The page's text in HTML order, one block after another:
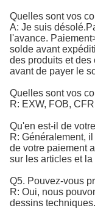
Quelles sont vos
A: Je suis désolé.
l'avance.
solde avant
des produits et des
avant de payer le
Quelles sont vos
R: EXW, FOB,
Qu'en est-il de
R: Généralement,
de votre paiement
sur les articles et
Q5. Pouvez-vous
R: Oui, nous
dessins techniques.